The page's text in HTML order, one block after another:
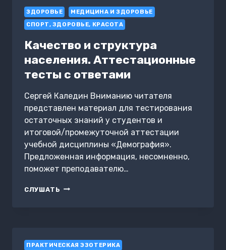
ДЕЙСТВИЕ
ЗДОРОВЬЕ
МЕДИЦИНА И ЗДОРОВЬЕ
СПОРТ, ЗДОРОВЬЕ, КРАСОТА
Качество и структура
населения. Аттестационные
тесты с ответами
Сергей Каледин Вниманию читателя
представлен материал для тестирования
остаточных знаний у студентов и
итоговой/промежуточной аттестации
учебной дисциплины «Демография».
Предложенная информация, несомненно,
поможет преподавателю…
СЛУШАТЬ КАЧЕСТВО
С
ПРАКТИЧЕСКАЯ ЭЗОТЕРИКА